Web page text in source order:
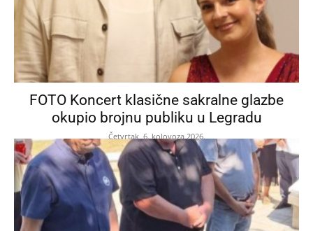
FOTO Koncert klasične sakralne glazbe
okupio brojnu publiku u Legradu
Četvrtak, 6. kolovoza 2026.